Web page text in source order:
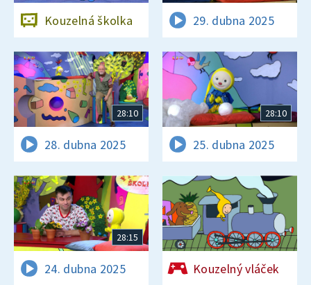
Kouzelná školka 29. dubna 2025
28:10
28. dubna 2025
28:10
25. dubna 2025
28:15
24. dubna 2025 Kouzelný vláček